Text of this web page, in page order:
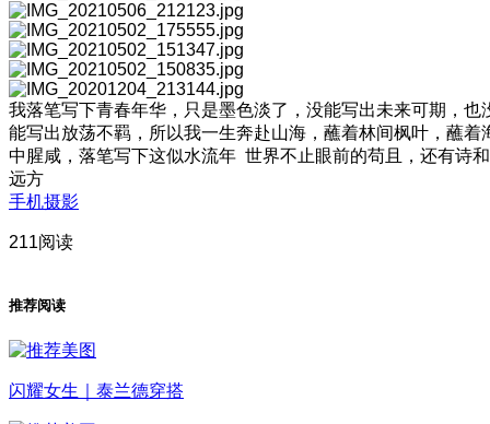
我落笔写下青春年华，只是墨色淡了，没能写出未来可期，也
能写出放荡不羁，所以我一生奔赴山海，蘸着林间枫叶，蘸着
中腥咸，落笔写下这似水流年 世界不止眼前的苟且，还有诗和
远方
手机摄影
211阅读
推荐阅读
闪耀女生｜泰兰德穿搭